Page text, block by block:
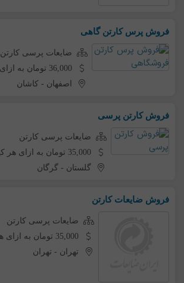
فروش پرس کارتن گاهی
ضایعات پرسی کارتن
36,000 تومان به ازای هر کیلو
اصفهان -کاشان
فروش کارتن پرسی
ضایعات پرسی کارتن
35,000 تومان به ازای هر کیلو
گلستان -گرگان
فروش ضایعات کارتن
ضایعات پرسی کارتن
35,000 تومان به ازای هر کیلو
تهران - تهران